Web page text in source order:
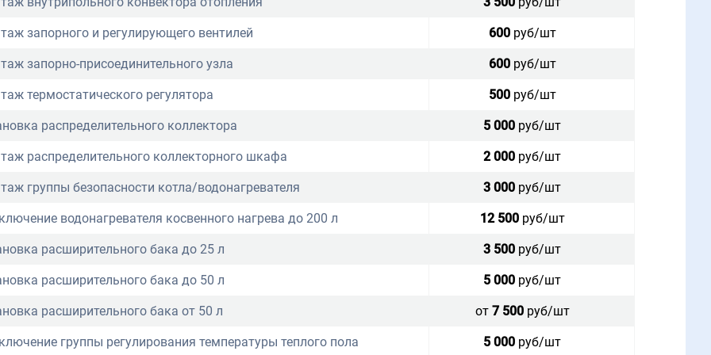
запорного и регулирующего вентилей 600руб/шт
запорно-присоединительного узла 600руб/шт
термостатического регулятора 500руб/шт
распределительного коллектора 5 000 руб/шт
распределительного коллекторного шкафа 2 000 руб/шт
группы безопасности котла/водонагревателя 3 000 руб/шт
водонагревателя косвенного нагрева до 200 л 12 500руб/шт
расширительного бака до 25 л 3 500 руб/шт
расширительного бака до 50 л 5 000 руб/шт
расширительного бака от 50 л от 7 500руб/шт
группы регулирования температуры теплого пола 5 000 руб/шт